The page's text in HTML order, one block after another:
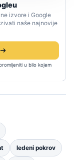
izvore i Google
naše najnovije
u bilo kojem
ledeni pokrov